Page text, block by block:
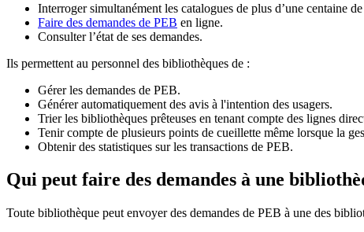
Interroger simultanément les catalogues de plus d’une centaine
Faire des demandes de PEB en ligne.
Consulter l’état de ses demandes.
Ils permettent au personnel des bibliothèques de :
Gérer les demandes de PEB.
Générer automatiquement des avis à l'intention des usagers.
Trier les bibliothèques prêteuses en tenant compte des lignes
Tenir compte de plusieurs points de cueillette même lorsque la
Obtenir des statistiques sur les transactions de PEB.
Qui peut faire des demandes à une
Toute bibliothèque peut envoyer des demandes de PEB à une des